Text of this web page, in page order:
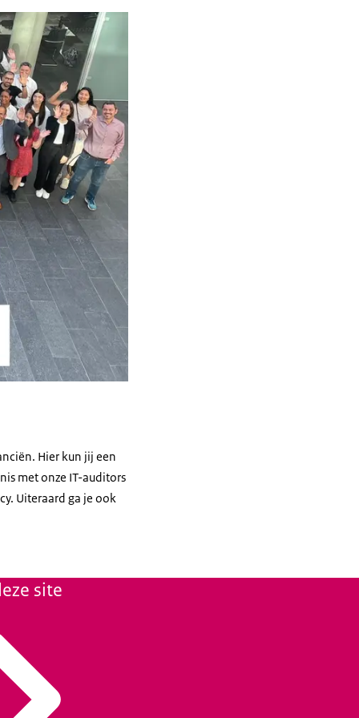
Hier kun jij een
met onze IT-auditors
Uiteraard ga je ook
site